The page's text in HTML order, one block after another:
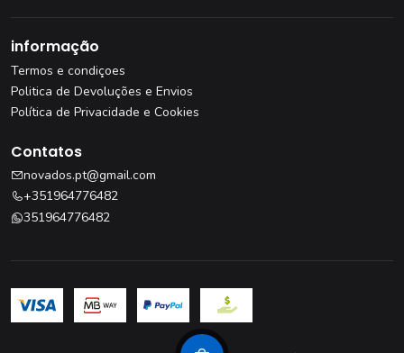
informação
Termos e condiçoes
Politica de Devoluções e Envios
Política de Privacidade e Cookies
Contatos
novados.pt@gmail.com
+351964776482
351964776482